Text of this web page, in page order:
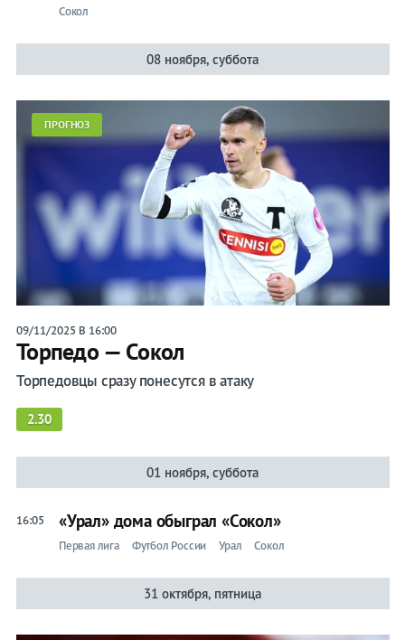
Сокол
08 ноября, суббота
ПРОГНОЗ
09/11/2025 В 16:00
Торпедо — Сокол
Торпедовцы сразу понесутся в атаку
2.30
01 ноября, суббота
16:05 «Урал» дома обыграл «Сокол»
Первая лига Футбол России Урал Сокол
31 октября, пятница